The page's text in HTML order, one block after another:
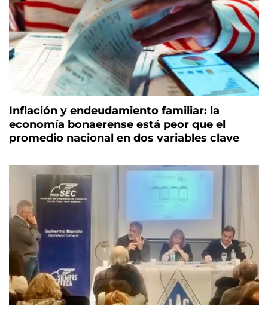
Inflación y endeudamiento familiar: la
economía bonaerense está peor que el
promedio nacional en dos variables clave